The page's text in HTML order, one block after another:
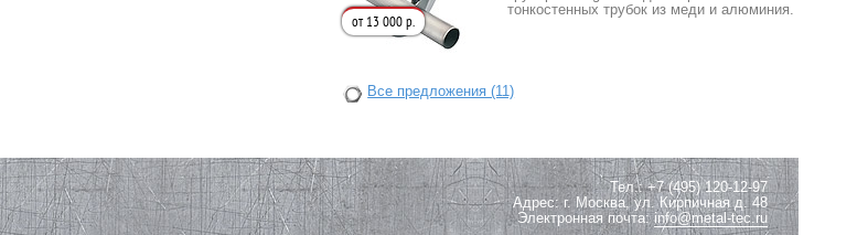
тонкостенных трубок из меди и алюминия.
от 13 000 р.
Все предложения (11)
Тел.: +7 (495) 120-12-97
Адрес: г. Москва, ул. Кирпичная д. 48
Электронная почта:info@metal-tec.ru